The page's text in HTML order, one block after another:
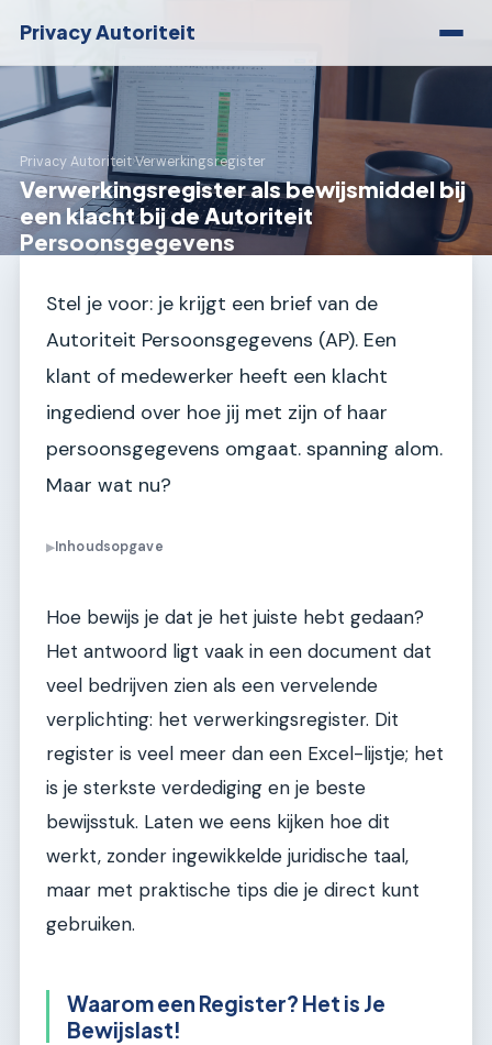
Privacy Autoriteit
Privacy Autoriteit›Verwerkingsregister
Verwerkingsregister als bewijsmiddel bij
een klacht bij de Autoriteit
Persoonsgegevens
Stel je voor: je krijgt een brief van de
Autoriteit Persoonsgegevens (AP). Een
klant of medewerker heeft een klacht
ingediend over hoe jij met zijn of haar
persoonsgegevens omgaat. spanning alom.
Maar wat nu?
▶Inhoudsopgave
Hoe bewijs je dat je het juiste hebt gedaan?
Het antwoord ligt vaak in een document dat
veel bedrijven zien als een vervelende
verplichting: het verwerkingsregister. Dit
register is veel meer dan een Excel-lijstje; het
is je sterkste verdediging en je beste
bewijsstuk. Laten we eens kijken hoe dit
werkt, zonder ingewikkelde juridische taal,
maar met praktische tips die je direct kunt
gebruiken.
Waarom een Register? Het is Je
Bewijslast!